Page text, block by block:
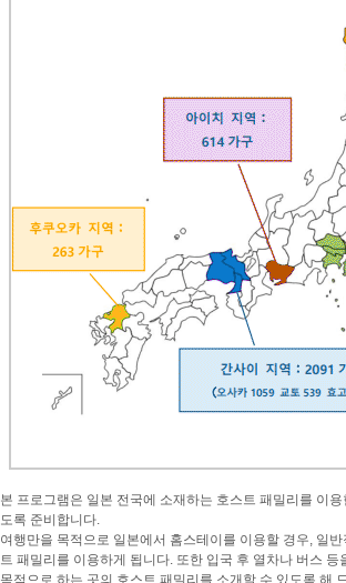
본 프로그램은 일본 전국에 소재하는 호스트 패밀리를 이
도록 준비합니다.
여행만을 목적으로 일본에서 홈스테이를 이용할 경우, 일
트 패밀리를 이용하게 됩니다. 또한 입국 후 열차나 버스
목적으로 하는 곳의 호스트 패밀리를 소개할 수 있도록 해